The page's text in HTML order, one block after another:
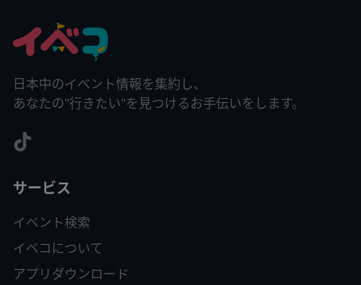
日本中のイベント情報を集約し、
あなたの"行きたい"を見つけるお手伝いをします。
サービス
イベント検索
イベコについて
アプリダウンロード